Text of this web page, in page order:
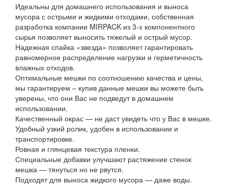
Идеальны для домашнего использования и выноса
мусора с острыми и жидкими отходами, собственная
разработка компании MIRPACK из 3-х компонентного
сырья позволяет выносить тяжелый и острый мусор.
Надежная спайка «звезда» позволяет гарантировать
равномерное распределение нагрузки и герметичность
влажных отходов.
Оптимальные мешки по соотношению качества и цены,
мы гарантируем – купив данные мешки вы можете быть
уверены, что они Вас не подведут в домашнем
использовании.
Качественный окрас — не даст увидеть что у Вас в мешке.
Удобный узкий ролик, удобен в использовании и
транспортировке.
Ровная и глянцевая текстура пленки.
Специальные добавки улучшают растяжение стенок
мешка — тянуться но не рвутся.
Подходят для выноса жидкого мусора — даже воды.